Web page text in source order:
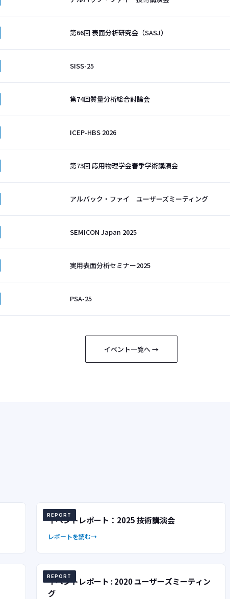
第66回 表面分析研究会（SASJ）
SISS-25
第74回質量分析総合討論会
ICEP-HBS 2026
第73回 応用物理学会春季学術講演会
アルバック・ファイ ユーザーズミーティング
SEMICON Japan 2025
実用表面分析セミナー2025
PSA-25
イベント一覧へ →
REPORT
イベントレポート：2025 技術講演会
レポートを読む
REPORT
イベントレポート : 2020 ユーザーズミーティン
グ